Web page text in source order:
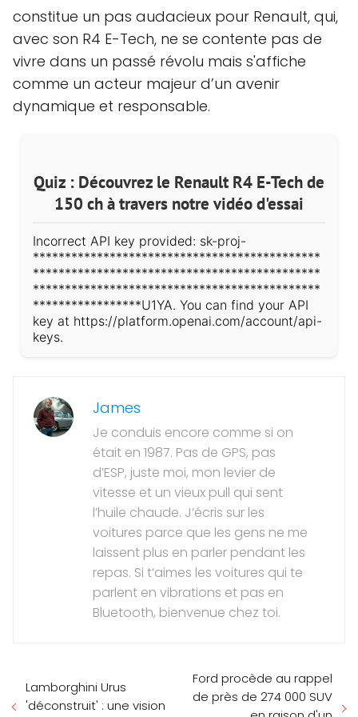
constitue un pas audacieux pour Renault, qui,
avec son R4 E-Tech, ne se contente pas de
vivre dans un passé révolu mais s'affiche
comme un acteur majeur d’un avenir
dynamique et responsable.
Quiz : Découvrez le Renault R4 E-Tech de
150 ch à travers notre vidéo d'essai
Incorrect API key provided: sk-proj-
*********************************************
*********************************************
*********************************************
*****************U1YA. You can find your API
key at https://platform.openai.com/account/api-
keys.
James
Je conduis encore comme si on
était en 1987. Pas de GPS, pas
d’ESP, juste moi, mon levier de
vitesse et un vieux pull qui sent
l’huile chaude. J’écris sur les
voitures parce que les gens ne me
laissent plus en parler pendant les
repas. Si t’aimes les voitures qui te
parlent en vibrations et pas en
Bluetooth, bienvenue chez toi.
Lamborghini Urus
'déconstruit' : une vision
Ford procède au rappel
de près de 274 000 SUV